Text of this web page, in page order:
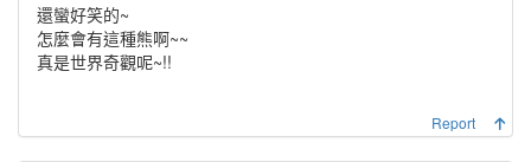
還蠻好笑的~
怎麼會有這種熊啊~~
真是世界奇觀呢~!!
Report